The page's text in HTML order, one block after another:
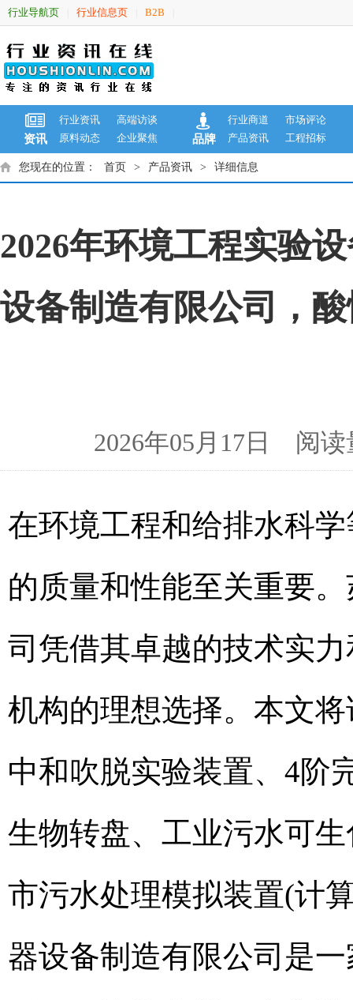
行业导航页 行业信息页 B2B
资讯
行业资讯
高端访谈
原料动态
企业聚焦 品牌
行业商道
市场评论
产品资讯
工程招标
您现在的位置： 首页 > 产品资讯 > 详细信息
2026年环境工程实验
设备制造有限公司，
2026年05月17日 阅
在环境工程和给排水科
的质量和性能至关重要
司凭借其卓越的技术实
机构的理想选择。本文
中和吹脱实验装置、4阶
生物转盘、工业污水可
市污水处理模拟装置(计
器设备制造有限公司是